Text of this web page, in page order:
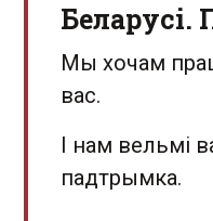
Беларусі.
Мы хочам
вас.
І нам вельмі
падтрымка.